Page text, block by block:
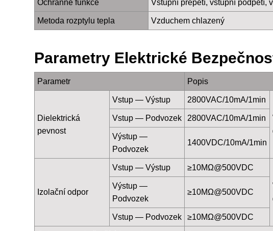
Ochranné funkce Vstupní přepětí, vstupní podpětí,
Metoda rozptylu tepla Vzduchem chlazený
Parametry Elektrické
Parametr Popis
Dielektrická
pevnost
Vstup — Výstup 2800VAC/10mA/1min
Vstup — Podvozek 2800VAC/10mA/1min
Výstup —
Podvozek
1400VDC/10mA/1min
Izolační odpor
Vstup — Výstup ≥10MΩ@500VDC
Výstup —
Podvozek
≥10MΩ@500VDC
Vstup — Podvozek ≥10MΩ@500VDC